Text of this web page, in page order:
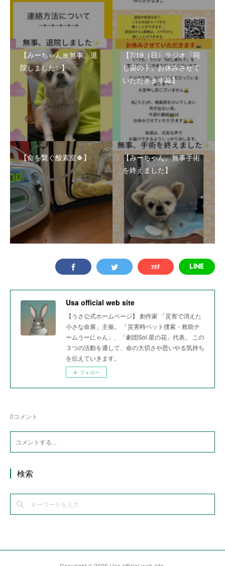
【みーちゃん🎀無事、退
院しました✨】
【7/19（日）ラジオ『同
じ宙の下』お休みさせて
いただきます🙇】
【命を繋ぐ酸素室🍀】
【みーちゃん、無事手術
を終えました】
Usa official web site
【うさ公式ホームページ】 創作家 「災害で消えた
小さな命展」主催。 「災害時ペット捜索・救助チ
ームうーにゃん」、「劇団Sol.星の花」代表。 この
３つの活動を通して、命の大切さや思いやる気持ち
を伝えていきます。
フォロー
0コメント
検索